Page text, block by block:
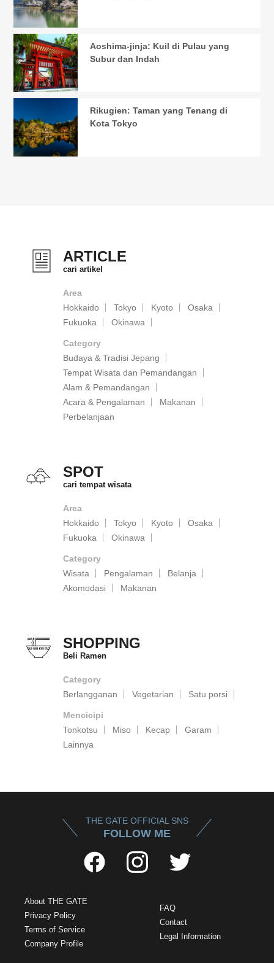
Aoshima-jinja: Kuil di Pulau yang
Subur dan Indah
Rikugien: Taman yang Tenang di
Kota Tokyo
ARTICLE
cari artikel
Area
Hokkaido
Tokyo Kyoto
Osaka
Fukuoka
Okinawa
Category
Budaya & Tradisi Jepang
Tempat Wisata dan Pemandangan
Alam & Pemandangan
Acara & Pengalaman
Makanan
Perbelanjaan
SPOT
cari tempat wisata
Area
Hokkaido
Tokyo Kyoto
Osaka
Fukuoka
Okinawa
Category
Wisata
Pengalaman
Belanja
Akomodasi
Makanan
SHOPPING
Beli Ramen
Category
Berlangganan
Vegetarian Satu porsi
Mencicipi
Tonkotsu
Miso Kecap
Garam
Lainnya
THE GATE OFFICIAL SNS
FOLLOW ME
About THE GATE
Privacy Policy
Terms of Service
Company Profile
FAQ
Contact
Legal Information